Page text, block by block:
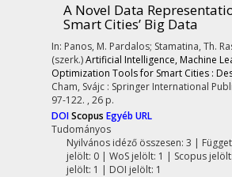
A Novel Data
Smart Cities’ Big Data
In: Panos, M. Pardalos; Stamatina, Th.
(szerk.)Artificial Intelligence, Machine
Optimization Tools for Smart Cities :
Cham, Svájc : Springer International
97-122. , 26 p.
DOIScopus Egyéb URL
Tudományos
Nyilvános idéző összesen: 3 |
jelölt: 0 | WoS jelölt: 1 | Scopus
jelölt: 1 | DOI jelölt: 1